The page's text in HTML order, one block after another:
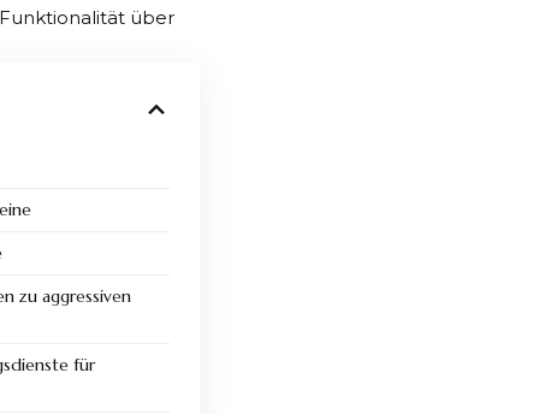
über
zu aggressiven
für